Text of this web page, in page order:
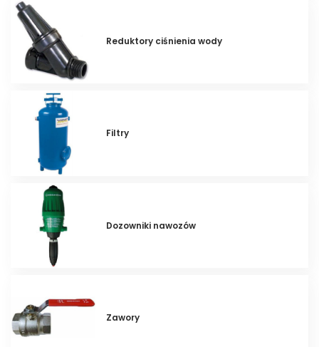
Reduktory ciśnienia wody
Filtry
Dozowniki nawozów
Zawory